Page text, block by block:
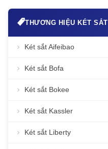
THƯƠNG HIỆU KÉT SẮT
Két sắt Aifeibao
Két sắt Bofa
Két sắt Bokee
Két sắt Kassler
Két sắt Liberty